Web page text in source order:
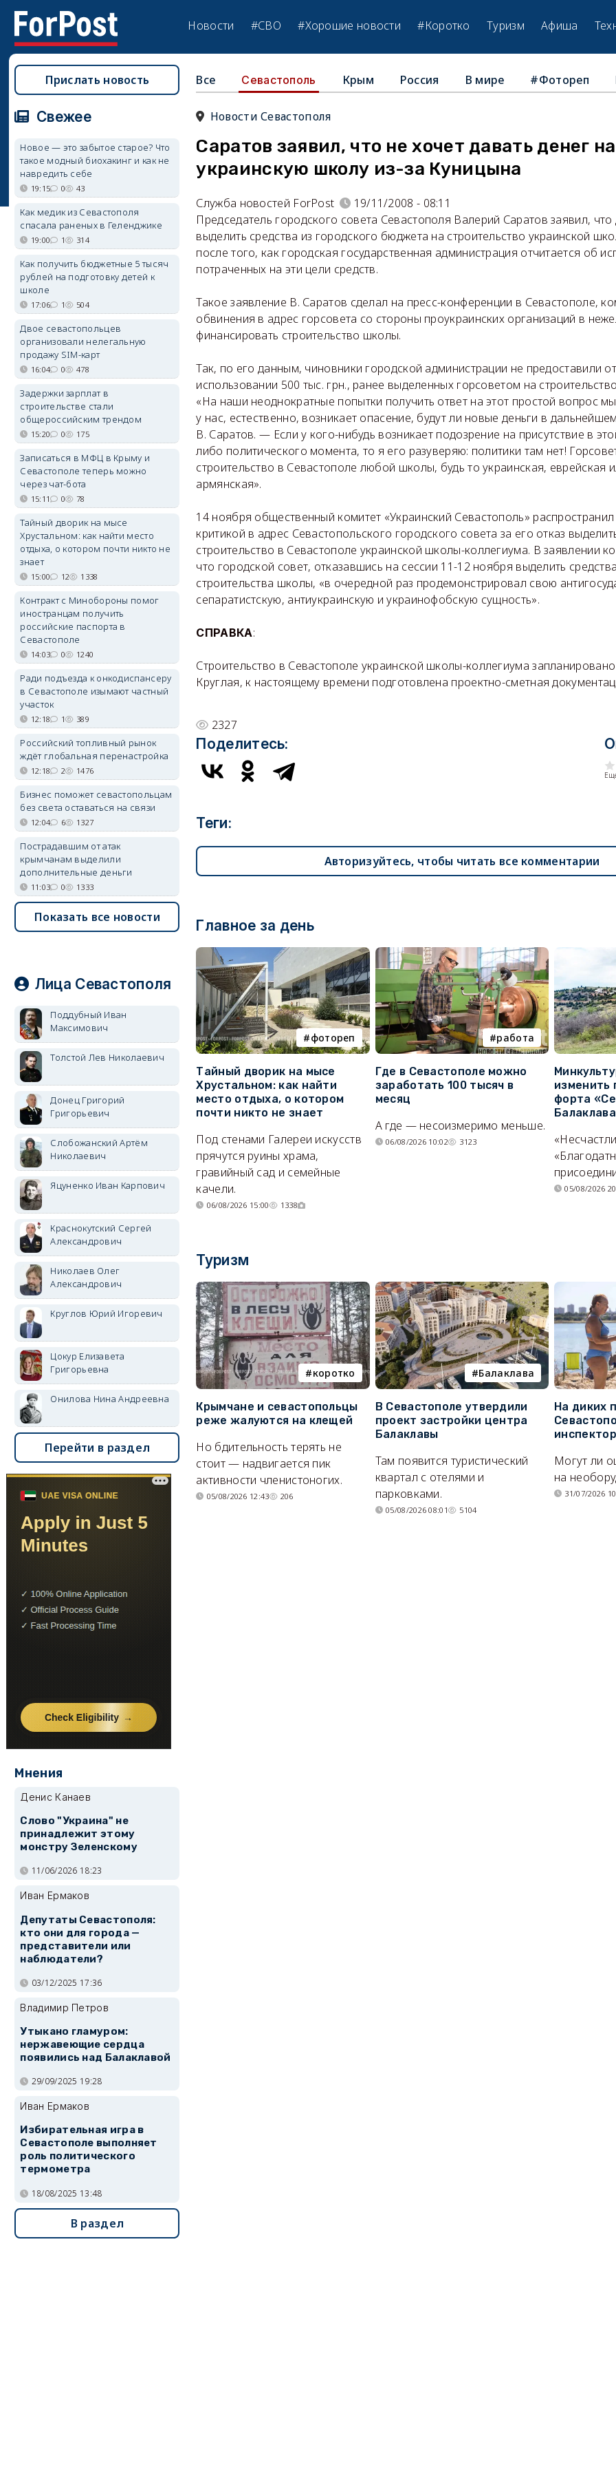
Новости #СВО #Хорошие новости #Коротко Туризм Афиша
Все Севастополь Крым Россия В мире #Фотореп
Новости Севастополя
Саратов заявил, что не хочет давать денег на
украинскую школу из-за Куницына
Служба новостей ForPost
19/11/2008 - 08:11
Председатель городского совета Севастополя Валерий Саратов заявил, что
выделить средства из городского бюджета на строительство украинской
после того, как городская государственная администрация отчитается об
потраченных на эти цели средств.
Такое заявление В. Саратов сделал на пресс-конференции в Севастополе,
обвинения в адрес горсовета со стороны проукраинских организаций в
финансировать строительство школы.
Так, по его данным, чиновники городской администрации не предоставили
использовании 500 тыс. грн., ранее выделенных горсоветом на
«На наши неоднократные попытки получить ответ на этот простой вопрос
у нас, естественно, возникает опасение, будут ли новые деньги в
В. Саратов. — Если у кого-нибудь возникает подозрение на присутствие в
либо политического момента, то я его разуверяю: политики там нет!
строительство в Севастополе любой школы, будь то украинская, еврейская
армянская».
14 ноября общественный комитет «Украинский Севастополь»
критикой в адрес Севастопольского городского совета за его отказ
строительство в Севастополе украинской школы-коллегиума. В заявлении
что городской совет, отказавшись на сессии 11-12 ноября выделить
строительства школы, «в очередной раз продемонстрировал свою
сепаратистскую, антиукраинскую и украинофобскую сущность».
СПРАВКА:
Строительство в Севастополе украинской школы-коллегиума
Круглая, к настоящему времени подготовлена проектно-сметная
2327
Поделитесь:
Теги:
Авторизуйтесь, чтобы читать все комментарии
Главное за день
фотореп
Тайный дворик на мысе
Хрустальном: как найти
место отдыха, о котором
почти никто не знает
Под стенами Галереи искусств
прячутся руины храма,
гравийный сад и семейные
качели.
06/08/2026 15:00 1338
работа
Где в Севастополе можно
заработать 100 тысяч в
месяц
А где — несоизмеримо меньше.
06/08/2026 10:02 3123
изменить
форта
05/08/2026
Туризм
коротко
Крымчане и севастопольцы
реже жалуются на клещей
Но бдительность терять не
стоит — надвигается пик
активности членистоногих.
05/08/2026 12:43 206
Балаклава
В Севастополе утвердили
проект застройки центра
Балаклавы
Там появится туристический
квартал с отелями и
парковками.
05/08/2026 08:01 5104
На диких
Могут ли
на
31/07/2026
Прислать новость
Свежее
Новое — это забытое старое? Что
такое модный биохакинг и как не
навредить себе
19:15 0 43
Как медик из Севастополя
спасала раненых в Геленджике
19:00 1 314
Как получить бюджетные 5 тысяч
рублей на подготовку детей к
школе
17:06 1 504
Двое севастопольцев
организовали нелегальную
продажу SIM-карт
16:04 0 478
Задержки зарплат в
строительстве стали
общероссийским трендом
15:20 0 175
Записаться в МФЦ в Крыму и
Севастополе теперь можно
через чат-бота
15:11 0 78
Тайный дворик на мысе
Хрустальном: как найти место
отдыха, о котором почти никто не
знает
15:00 12 1338
Контракт с Минобороны помог
иностранцам получить
российские паспорта в
Севастополе
14:03 0 1240
Ради подъезда к онкодиспансеру
в Севастополе изымают частный
участок
12:18 1 389
Российский топливный рынок
ждёт глобальная перенастройка
12:18 2 1476
Бизнес поможет севастопольцам
без света оставаться на связи
12:04 6 1327
Пострадавшим от атак
крымчанам выделили
дополнительные деньги
11:03 0 1333
Показать все новости
Лица Севастополя
Поддубный Иван
Максимович
Толстой Лев Николаевич
Донец Григорий
Григорьевич
Слобожанский Артём
Николаевич
Яцуненко Иван Карпович
Краснокутский Сергей
Александрович
Николаев Олег
Александрович
Круглов Юрий Игоревич
Цокур Елизавета
Григорьевна
Онилова Нина Андреевна
Перейти в раздел
Мнения
Денис Канаев
Слово "Украина" не
принадлежит этому
монстру Зеленскому
11/06/2026 18:23
Иван Ермаков
Депутаты Севастополя:
кто они для города —
представители или
наблюдатели?
03/12/2025 17:36
Владимир Петров
Утыкано гламуром:
нержавеющие сердца
появились над Балаклавой
29/09/2025 19:28
Иван Ермаков
Избирательная игра в
Севастополе выполняет
роль политического
термометра
18/08/2025 13:48
В раздел